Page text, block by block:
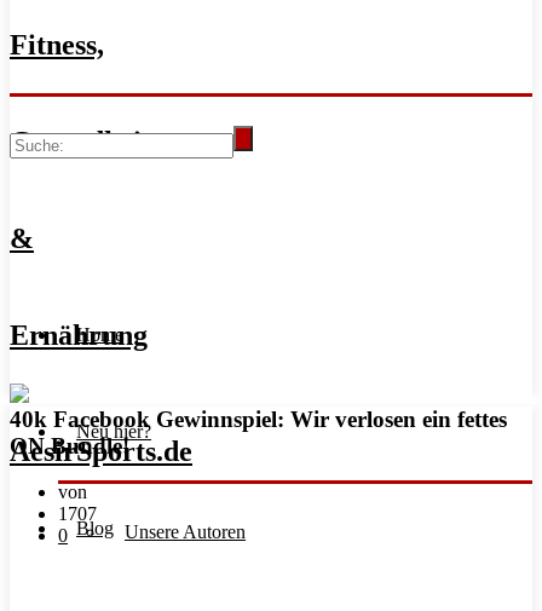
Fitness,
Gesundheit
&
Ernährung
Home
Unsere Autoren
Neu hier?
Blog
40k Facebook Gewinnspiel: Wir verlosen ein fettes
ON Bundle!
von
1707
0